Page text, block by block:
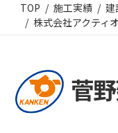
TOP 施工実績
建
株式会社アクティ